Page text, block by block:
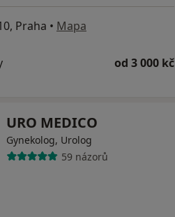
Praha • Mapa
od 3 000 kč
URO MEDICO
Gynekolog, Urolog
59 názorů